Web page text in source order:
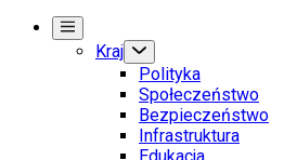
Kraj
Polityka
Społeczeństwo
Bezpieczeństwo
Infrastruktura